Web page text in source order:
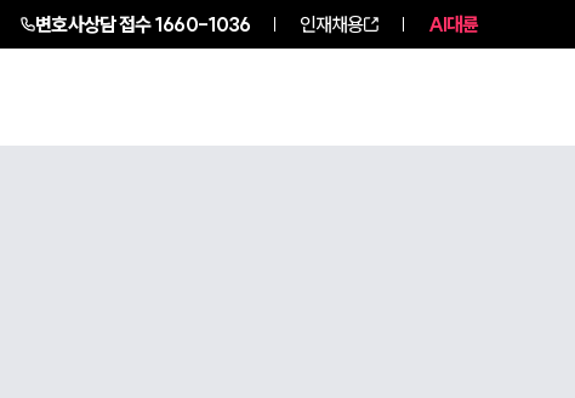
변호사상담 접수1660-1036 인재채용 AI대륜